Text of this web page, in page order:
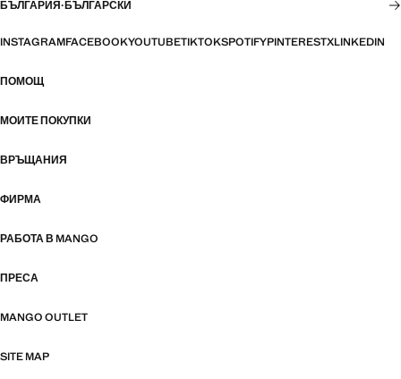
БЪЛГАРИЯ·БЪЛГАРСКИ
INSTAGRAMFACEBOOKYOUTUBETIKTOKSPOTIFYPINTERESTXLINKEDIN
ПОМОЩ
МОИТЕ ПОКУПКИ
ВРЪЩАНИЯ
ФИРМА
РАБОТА В MANGO
ПРЕСА
MANGO OUTLET
SITE MAP